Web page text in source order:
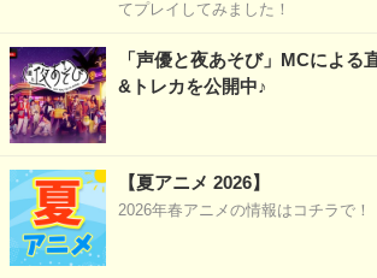
てプレイしてみました！
「声優と夜あそび」MCによる
&トレカを公開中♪
【夏アニメ 2026】
2026年春アニメの情報はコチラで！